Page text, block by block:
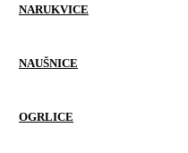
NARUKVICE
NAUŠNICE
OGRLICE